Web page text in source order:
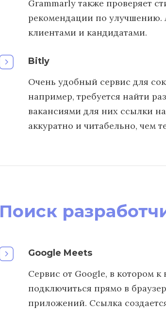
Grammarly также проверяет
рекомендации по улучшению.
клиентами и кандидатами.
Bitly
Очень удобный сервис для
например, требуется найти
вакансиями для них ссылки
аккуратно и читабельно, чем
Поиск
Google Meets
Сервис от Google, в котором
подключиться прямо в
приложений. Ссылка